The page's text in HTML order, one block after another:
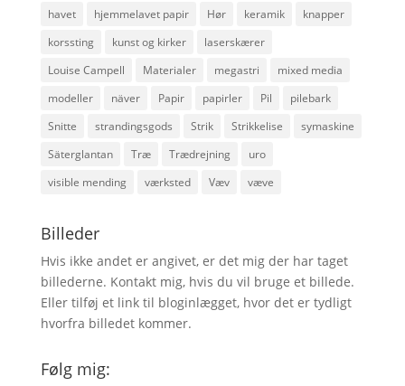
havet
hjemmelavet papir Hør keramik
knapper
korssting
kunst og kirker
laserskærer
Louise Campell
Materialer megastri
mixed media
modeller
näver Papir papirler Pil
pilebark
Snitte
strandingsgods Strik Strikkelise
symaskine
Säterglantan
Træ Trædrejning
uro
visible mending
værksted Væv væve
Billeder
Hvis ikke andet er angivet, er det mig der har taget
billederne. Kontakt mig, hvis du vil bruge et billede.
Eller tilføj et link til bloginlægget, hvor det er tydligt
hvorfra billedet kommer.
Følg mig: